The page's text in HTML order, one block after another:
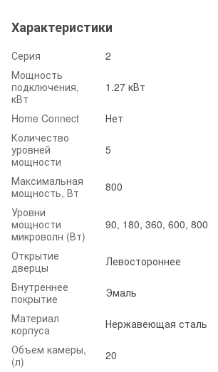
Характеристики
Серия
2
Мощность
подключения,
кВт
1.27 кВт
Home Connect
Нет
Количество
уровней
мощности
5
Максимальная
мощность, Вт
800
Уровни
мощности
микроволн (Вт)
90, 180, 360, 600, 800
Открытие
дверцы
Левостороннее
Внутреннее
покрытие
Эмаль
Материал
корпуса
Нержавеющая сталь
Объем камеры,
(л)
20